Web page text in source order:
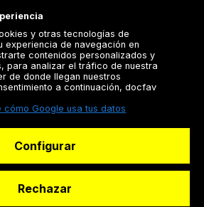
Registrarse
y otras tecnologías de
experiencia de navegación en
contenidos personalizados y
para analizar el tráfico de nuestra
de donde llegan nuestros
a continuación, docfav
Google usa tus datos
Configurar
Rechazar